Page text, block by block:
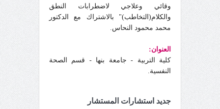
وقائي وعلاجي لاضطرابات النطق
والكلام(التخاطب)" بالاشتراك مع الدكتور
محمد محمود النحاس.
العنوان:
كلية التربية - جامعة بنها - قسم الصحة
النفسية.
جديد استشارات المستشار